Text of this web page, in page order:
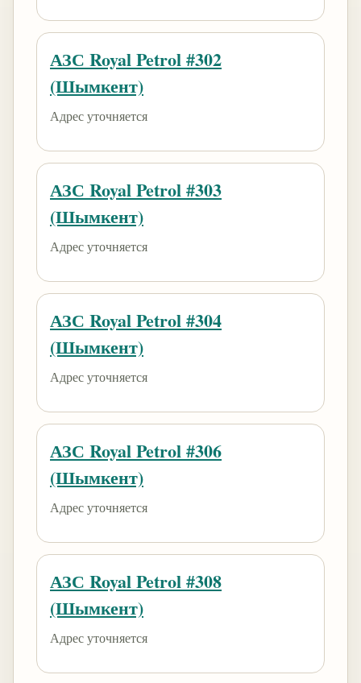
АЗС Royal Petrol #302
(Шымкент)
Адрес уточняется
АЗС Royal Petrol #303
(Шымкент)
Адрес уточняется
АЗС Royal Petrol #304
(Шымкент)
Адрес уточняется
АЗС Royal Petrol #306
(Шымкент)
Адрес уточняется
АЗС Royal Petrol #308
(Шымкент)
Адрес уточняется